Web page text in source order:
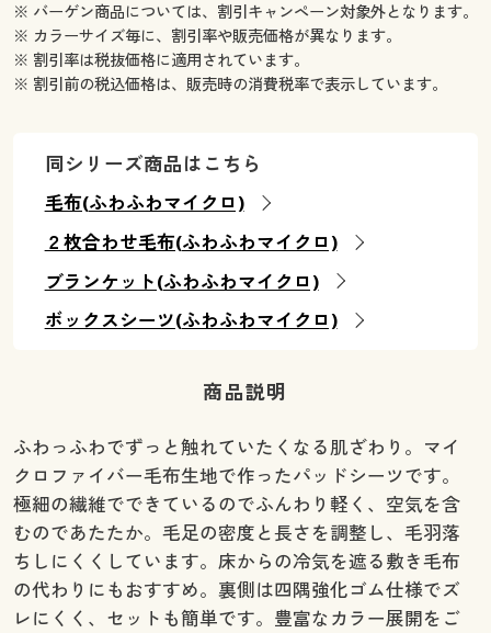
※ バーゲン商品については、割引キャンペーン対象外となります。
※ カラーサイズ毎に、割引率や販売価格が異なります。
※ 割引率は税抜価格に適用されています。
※ 割引前の税込価格は、販売時の消費税率で表示しています。
同シリーズ商品はこちら
毛布(ふわふわマイクロ)
２枚合わせ毛布(ふわふわマイクロ)
ブランケット(ふわふわマイクロ)
ボックスシーツ(ふわふわマイクロ)
商品説明
ふわっふわでずっと触れていたくなる肌ざわり。マイ
クロファイバー毛布生地で作ったパッドシーツです。
極細の繊維でできているのでふんわり軽く、空気を含
むのであたたか。毛足の密度と長さを調整し、毛羽落
ちしにくくしています。床からの冷気を遮る敷き毛布
の代わりにもおすすめ。裏側は四隅強化ゴム仕様でズ
レにくく、セットも簡単です。豊富なカラー展開をご